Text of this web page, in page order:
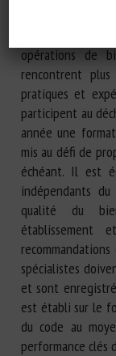
opérations de
rencontrent
pratiques et
participent au
année une
mis au défi de
échéant. Il est
indépendants
qualité du
établissement
spécialistes
et sont
est établi sur le
du code au
performance clés